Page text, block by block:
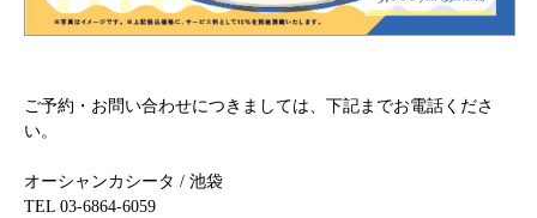
ご予約・お問い合わせにつきましては、下記までお電話くださ
い。
オーシャンカシータ / 池袋
TEL 03-6864-6059